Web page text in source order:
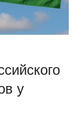
у